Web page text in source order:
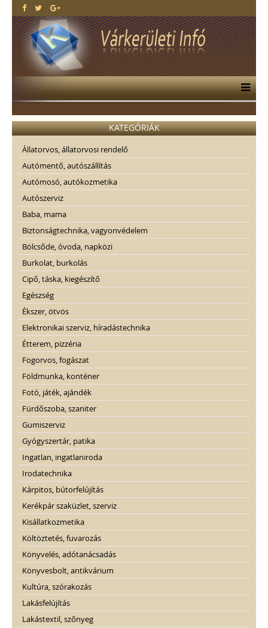
KATEGÓRIÁK
Állatorvos, állatorvosi rendelő
Autómentő, autószállítás
Autómosó, autókozmetika
Autószerviz
Baba, mama
Biztonságtechnika, vagyonvédelem
Bölcsőde, óvoda, napközi
Burkolat, burkolás
Cipő, táska, kiegészítő
Egészség
Ékszer, ötvös
Elektronikai szerviz, híradástechnika
Étterem, pizzéria
Fogorvos, fogászat
Földmunka, konténer
Fotó, játék, ajándék
Fürdőszoba, szaniter
Gumiszerviz
Gyógyszertár, patika
Ingatlan, ingatlaniroda
Irodatechnika
Kárpitos, bútorfelújítás
Kerékpár szaküzlet, szerviz
Kisállatkozmetika
Költöztetés, fuvarozás
Könyvelés, adótanácsadás
Könyvesbolt, antikvárium
Kultúra, szórakozás
Lakásfelújítás
Lakástextil, szőnyeg